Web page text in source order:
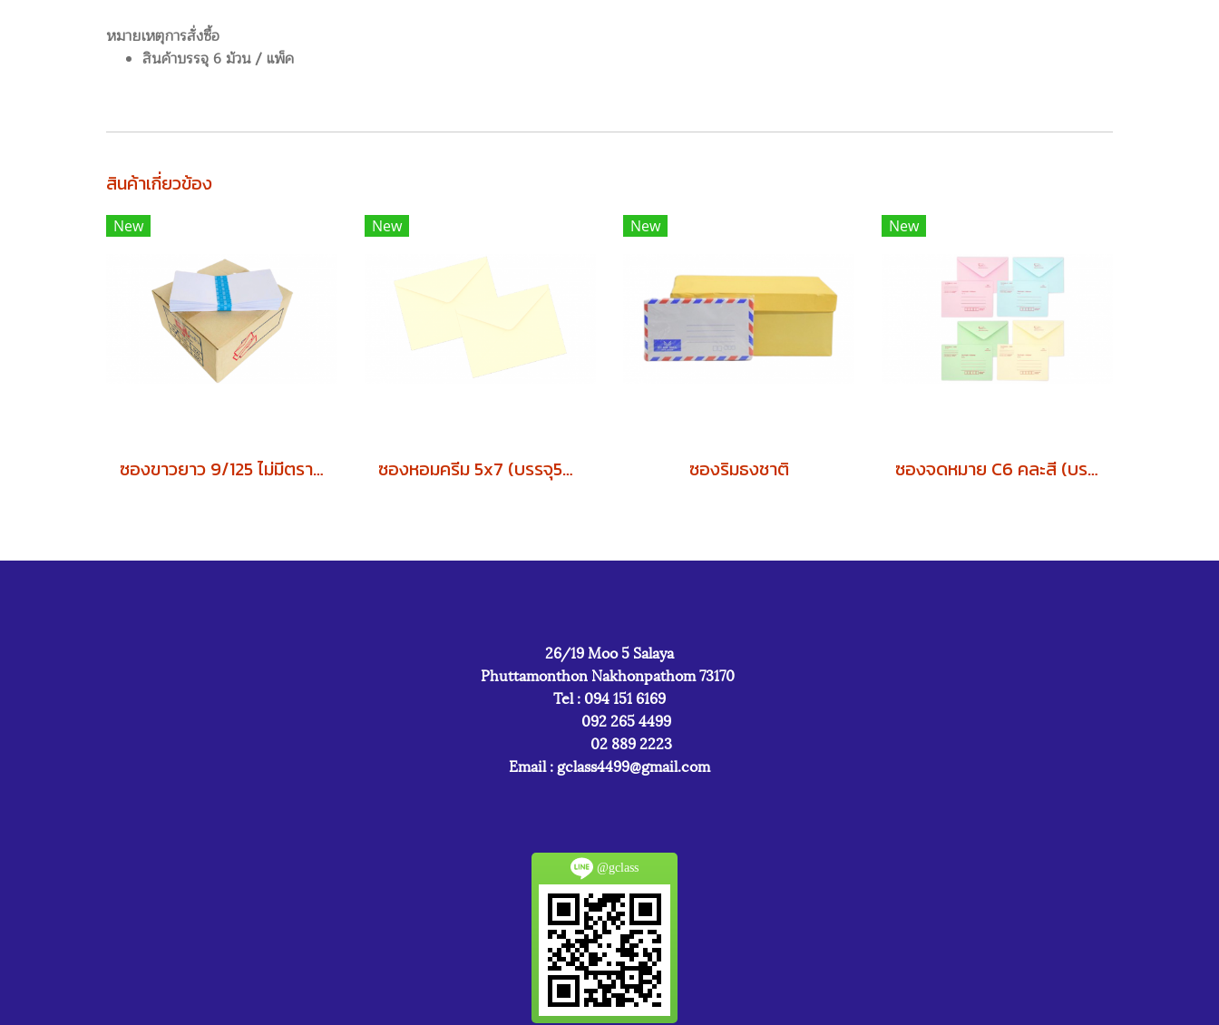
หมายเหตุการสั่งซื้อ
สินค้าบรรจุ 6 ม้วน / แพ็ค
สินค้าเกี่ยวข้อง
New
ซองขาวยาว 9/125 ไม่มีตราครุฑ (บรรจุ500ซอง)
New
ซองหอมครีม 5x7 (บรรจุ500ซอง)
New
ซองริมธงชาติ
New
ซองจดหมาย C6 คละสี (บรรจุ500ซอง)
26/19 Moo 5 Salaya
Phuttamonthon Nakhonpathom 73170
Tel : 094 151 6169
092 265 4499
02 889 2223
Email : gclass4499@gmail.com
@gclass